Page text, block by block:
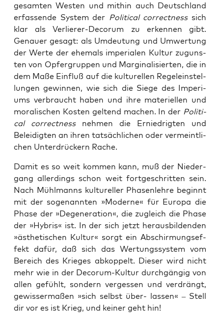
gesam­ten Wes­ten und mit­hin auch Deutsch­land
erfas­sen­de Sys­tem der Poli­ti­cal cor­rect­ness sich
klar als Ver­lie­rer-Decorum zu erken­nen gibt.
Genau­er gesagt: als Umdeu­tung und Umwer­tung
der Wer­te der ehe­mals impe­ria­len Kul­tur zuguns­
ten von Opfer­grup­pen und Mar­gi­na­li­sier­ten, die in
dem Maße Ein­fluß auf die kul­tu­rel­len Regel­ein­stel­
lun­gen gewin­nen, wie sich die Sie­ge des Impe­ri­
ums ver­braucht haben und ihre mate­ri­el­len und
mora­li­schen Kos­ten gel­tend machen. In der Poli­ti­
cal cor­rect­ness neh­men die Ernied­rig­ten und
Belei­dig­ten an ihren tat­säch­li­chen oder ver­meint­li­
chen Unter­drü­ckern Rache.
Damit es so weit kom­men kann, muß der Nie­der­
gang aller­dings schon weit fort­ge­schrit­ten sein.
Nach Mühl­manns kul­tu­rel­ler Pha­sen­leh­re beginnt
mit der soge­nann­ten »Moder­ne« für Euro­pa die
Pha­se der »Dege­ne­ra­ti­on«, die zugleich die Pha­se
der »Hybris« ist. In der sich jetzt her­aus­bil­den­den
»ästhe­ti­schen Kul­tur« sorgt ein Abschir­mungs­ef­
fekt dafür, daß sich das Wer­tungs­sys­tem vom
Bereich des Krie­ges abkop­pelt. Die­ser wird nicht
mehr wie in der Decorum-Kul­tur durch­gän­gig von
allen gefühlt, son­dern ver­ges­sen und ver­drängt,
gewis­ser­ma­ßen »sich selbst über- las­sen« – Stell
dir vor es ist Krieg, und kei­ner geht hin!